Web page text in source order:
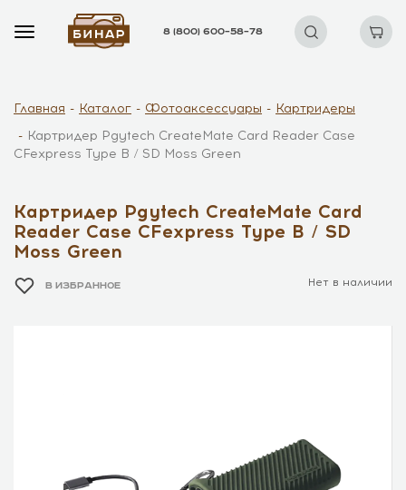
8 (800) 600–58–78
Главная Каталог Фотоаксессуары
Картридеры
Картридер Pgytech CreateMate Card Reader Case
CFexpress Type B / SD Moss Green
Картридер Pgytech CreateMate Card
Reader Case CFexpress Type B / SD
Moss Green
В ИЗБРАННОЕ Нет в наличии